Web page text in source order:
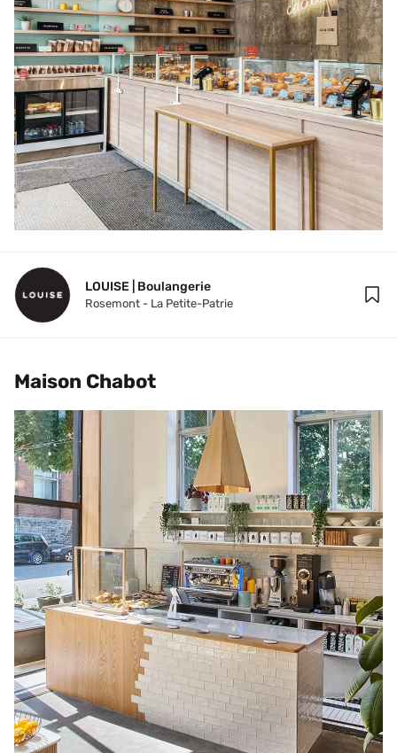
LOUISE | Boulangerie
Rosemont - La Petite-Patrie
Maison Chabot